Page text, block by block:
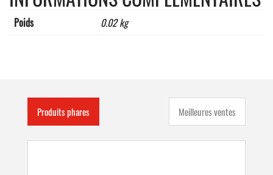
Poids 0.02 kg
Produits phares Meilleures ventes